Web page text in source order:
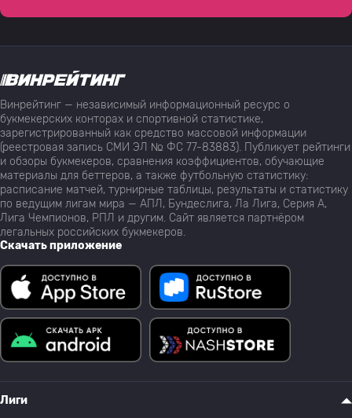
Винрейтинг — независимый информационный ресурс о
букмекерских конторах и спортивной статистике,
зарегистрированный как средство массовой информации
(реестровая запись СМИ ЭЛ № ФС 77-83883). Публикует рейтинги
и обзоры букмекеров, сравнения коэффициентов, обучающие
материалы для беттеров, а также футбольную статистику:
расписание матчей, турнирные таблицы, результаты и статистику
по ведущим лигам мира — АПЛ, Бундеслига, Ла Лига, Серия А,
Лига Чемпионов, РПЛ и другим. Сайт является партнёром
легальных российских букмекеров.
Скачать приложение
Лиги